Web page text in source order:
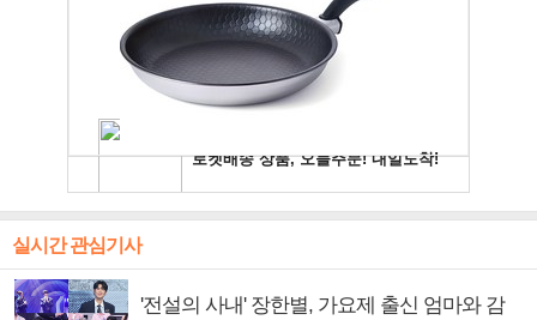
실시간 관심기사
'전설의 사내' 장한별, 가요제 출신 엄마와 감